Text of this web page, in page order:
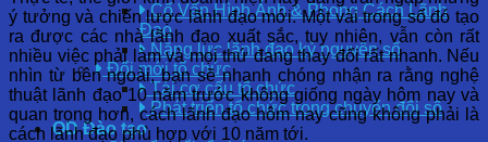
Cố Vấn Hình Ảnh & Phong Cách Lãnh
Đạo
Năng lực lãnh đạo kỷ nguyên số
Đổi mới tổ chức
Tái cơ cấu tổ chức
Phát triển tổ chức trong chuyển đổi số
OD Đào tạo
ý tưởng và chiến lược lãnh đạo mới. Một vài trong số đó tạo
ra được các nhà lãnh đạo xuất sắc, tuy nhiên, vẫn còn rất
nhiều việc phải làm và mọi thứ đang thay đổi rất nhanh. Nếu
nhìn từ bên ngoài, bạn sẽ nhanh chóng nhận ra rằng nghệ
thuật lãnh đạo 10 năm trước không giống ngày hôm nay và
quan trọng hơn, cách lãnh đạo hôm nay cũng không phải là
cách lãnh đạo phù hợp với 10 năm tới.